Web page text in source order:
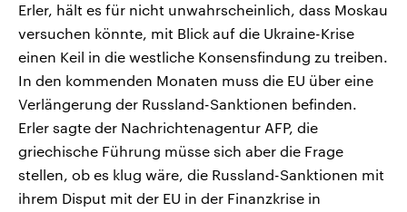
Erler, hält es für nicht unwahrscheinlich, dass Moskau
versuchen könnte, mit Blick auf die Ukraine-Krise
einen Keil in die westliche Konsensfindung zu treiben.
In den kommenden Monaten muss die EU über eine
Verlängerung der Russland-Sanktionen befinden.
Erler sagte der Nachrichtenagentur AFP, die
griechische Führung müsse sich aber die Frage
stellen, ob es klug wäre, die Russland-Sanktionen mit
ihrem Disput mit der EU in der Finanzkrise in